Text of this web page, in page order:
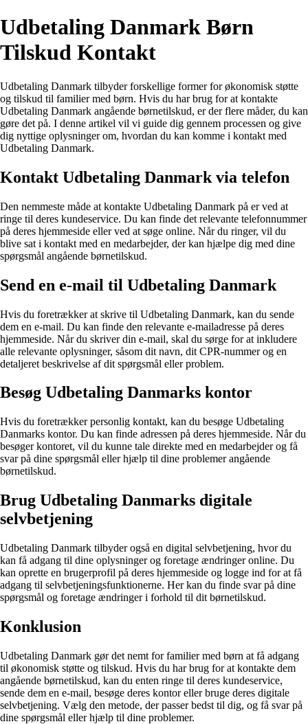
Udbetaling Danmark Børn
Tilskud Kontakt
Udbetaling Danmark tilbyder forskellige former for økonomisk støtte
og tilskud til familier med børn. Hvis du har brug for at kontakte
Udbetaling Danmark angående børnetilskud, er der flere måder, du kan
gøre det på. I denne artikel vil vi guide dig gennem processen og give
dig nyttige oplysninger om, hvordan du kan komme i kontakt med
Udbetaling Danmark.
Kontakt Udbetaling Danmark via telefon
Den nemmeste måde at kontakte Udbetaling Danmark på er ved at
ringe til deres kundeservice. Du kan finde det relevante telefonnummer
på deres hjemmeside eller ved at søge online. Når du ringer, vil du
blive sat i kontakt med en medarbejder, der kan hjælpe dig med dine
spørgsmål angående børnetilskud.
Send en e-mail til Udbetaling Danmark
Hvis du foretrækker at skrive til Udbetaling Danmark, kan du sende
dem en e-mail. Du kan finde den relevante e-mailadresse på deres
hjemmeside. Når du skriver din e-mail, skal du sørge for at inkludere
alle relevante oplysninger, såsom dit navn, dit CPR-nummer og en
detaljeret beskrivelse af dit spørgsmål eller problem.
Besøg Udbetaling Danmarks kontor
Hvis du foretrækker personlig kontakt, kan du besøge Udbetaling
Danmarks kontor. Du kan finde adressen på deres hjemmeside. Når du
besøger kontoret, vil du kunne tale direkte med en medarbejder og få
svar på dine spørgsmål eller hjælp til dine problemer angående
børnetilskud.
Brug Udbetaling Danmarks digitale
selvbetjening
Udbetaling Danmark tilbyder også en digital selvbetjening, hvor du
kan få adgang til dine oplysninger og foretage ændringer online. Du
kan oprette en brugerprofil på deres hjemmeside og logge ind for at få
adgang til selvbetjeningsfunktionerne. Her kan du finde svar på dine
spørgsmål og foretage ændringer i forhold til dit børnetilskud.
Konklusion
Udbetaling Danmark gør det nemt for familier med børn at få adgang
til økonomisk støtte og tilskud. Hvis du har brug for at kontakte dem
angående børnetilskud, kan du enten ringe til deres kundeservice,
sende dem en e-mail, besøge deres kontor eller bruge deres digitale
selvbetjening. Vælg den metode, der passer bedst til dig, og få svar på
dine spørgsmål eller hjælp til dine problemer.